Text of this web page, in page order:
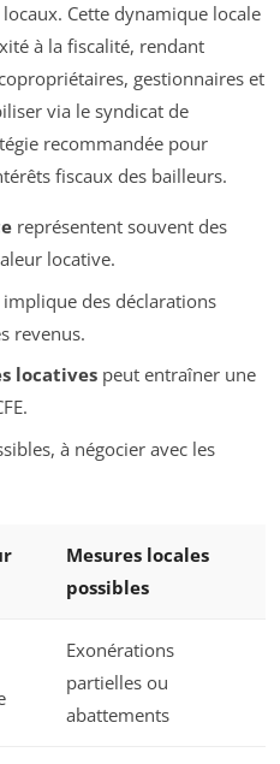
Cette dynamique locale
à la fiscalité, rendant
gestionnaires et
via le syndicat de
recommandée pour
fiscaux des bailleurs.
représentent souvent des
locative.
des déclarations
revenus.
locativespeut entraîner une
à négocier avec les
Mesures locales
possibles
Exonérations
partielles ou
abattements